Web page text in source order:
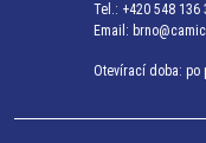
Tel.: +420 548 136
Email:
Otevírací doba: